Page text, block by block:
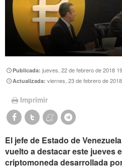
Publicada:jueves, 22 de febrero de 2018
Actualizada:viernes, 23 de febrero de
Imprimir
El jefe de Estado de
vuelto a destacar este jueves
criptomoneda desarrollada